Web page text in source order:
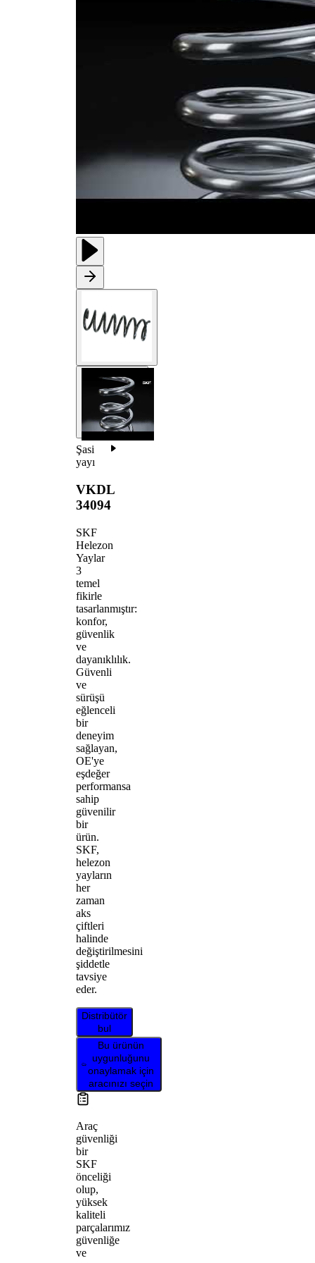
Şasi
yayı
VKDL
34094
SKF
Helezon
Yaylar
3
temel
fikirle
tasarlanmıştır:
konfor,
güvenlik
ve
dayanıklılık.
Güvenli
ve
sürüşü
eğlenceli
bir
deneyim
sağlayan,
OE'ye
eşdeğer
performansa
sahip
güvenilir
bir
ürün.
SKF,
helezon
yayların
her
zaman
aks
çiftleri
halinde
değiştirilmesini
şiddetle
tavsiye
eder.
Distribütör
bul
Bu ürünün
uygunluğunu
onaylamak için
aracınızı seçin
Araç
güvenliği
bir
SKF
önceliği
olup,
yüksek
kaliteli
parçalarımız
güvenliğe
ve